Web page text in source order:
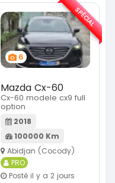
6
Mazda Cx-60
Cx-60 modele cx9 full
option
2018
100000 Km
Abidjan (Cocody)
PRO
Posté il y a 2 jours
SPÉCIAL